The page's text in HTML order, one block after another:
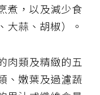
煮，以及減少食
大蒜、胡椒）。
肉類及精緻的五
、嫩葉及過濾蔬